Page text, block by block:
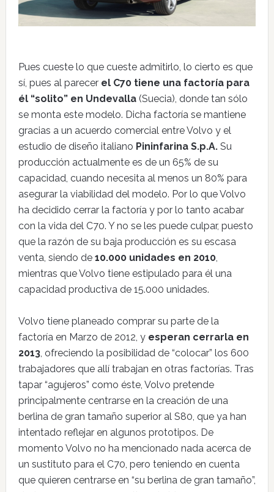
Pues cueste lo que cueste admitirlo, lo cierto es que
sí, pues al parecerel C70 tiene una factoría para
él “solito” en Undevalla(Suecia), donde tan sólo
se monta este modelo. Dicha factoría se mantiene
gracias a un acuerdo comercial entre Volvo y el
estudio de diseño italiano Pininfarina S.p.A. Su
producción actualmente es de un 65% de su
capacidad, cuando necesita al menos un 80% para
asegurar la viabilidad del modelo. Por lo que Volvo
ha decidido cerrar la factoría y por lo tanto acabar
con la vida del C70. Y no se les puede culpar, puesto
que la razón de su baja producción es su escasa
venta, siendo de 10.000 unidades en 2010,
mientras que Volvo tiene estipulado para él una
capacidad productiva de 15.000 unidades.
Volvo tiene planeado comprar su parte de la
factoría en Marzo de 2012, yesperan cerrarla en
2013, ofreciendo la posibilidad de “colocar” los 600
trabajadores que allí trabajan en otras factorías. Tras
tapar “agujeros” como éste, Volvo pretende
principalmente centrarse en la creación de una
berlina de gran tamaño superior al S80, que ya han
intentado reflejar en algunos prototipos. De
momento Volvo no ha mencionado nada acerca de
un sustituto para el C70, pero teniendo en cuenta
que quieren centrarse en “su berlina de gran tamaño”,